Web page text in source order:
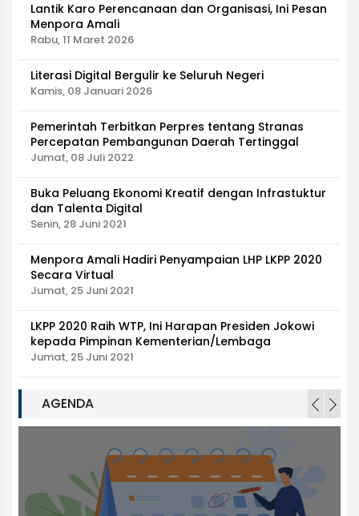
Lantik Karo Perencanaan dan Organisasi, Ini Pesan
Menpora Amali
Rabu, 11 Maret 2026
Literasi Digital Bergulir ke Seluruh Negeri
Kamis, 08 Januari 2026
Pemerintah Terbitkan Perpres tentang Stranas
Percepatan Pembangunan Daerah Tertinggal
Jumat, 08 Juli 2022
Buka Peluang Ekonomi Kreatif dengan Infrastuktur
dan Talenta Digital
Senin, 28 Juni 2021
Menpora Amali Hadiri Penyampaian LHP LKPP 2020
Secara Virtual
Jumat, 25 Juni 2021
LKPP 2020 Raih WTP, Ini Harapan Presiden Jokowi
kepada Pimpinan Kementerian/Lembaga
Jumat, 25 Juni 2021
AGENDA